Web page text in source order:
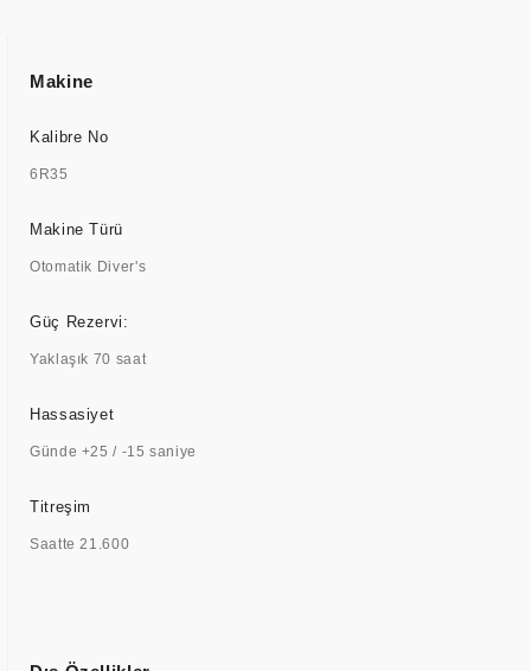
Makine
Kalibre No
6R35
Makine Türü
Otomatik Diver's
Güç Rezervi:
Yaklaşık 70 saat
Hassasiyet
Günde +25 / -15 saniye
Titreşim
Saatte 21.600